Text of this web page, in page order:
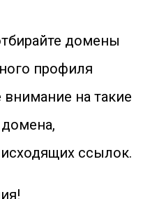
домены
профиля
внимание на такие
домена,
ссылок.